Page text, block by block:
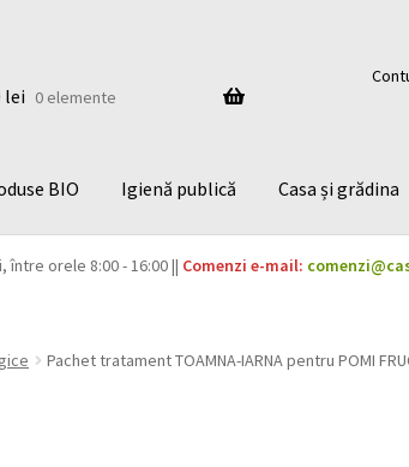
lei 0 elemente
BIO Igienă publică Casa și grădina
între orele 8:00 - 16:00 || Comenzi e-mail:
Pachet tratament TOAMNA-IARNA pentru POMI